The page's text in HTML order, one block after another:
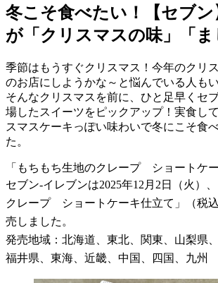
冬こそ食べたい！【セブン
が「クリスマスの味」「ま
季節はもうすぐクリスマス！今年のクリ
のお店にしようかな～と悩んでいる人も
そんなクリスマスを前に、ひと足早くセ
場したスイーツをピックアップ！実食し
スマスケーキっぽい味わいで冬にこそ食
た。
「もちもち生地のクレープ ショートケー
セブン-イレブンは2025年12月2日（火）
クレープ ショートケーキ仕立て」（税
売しました。
発売地域：北海道、東北、関東、山梨県
福井県、東海、近畿、中国、四国、九州